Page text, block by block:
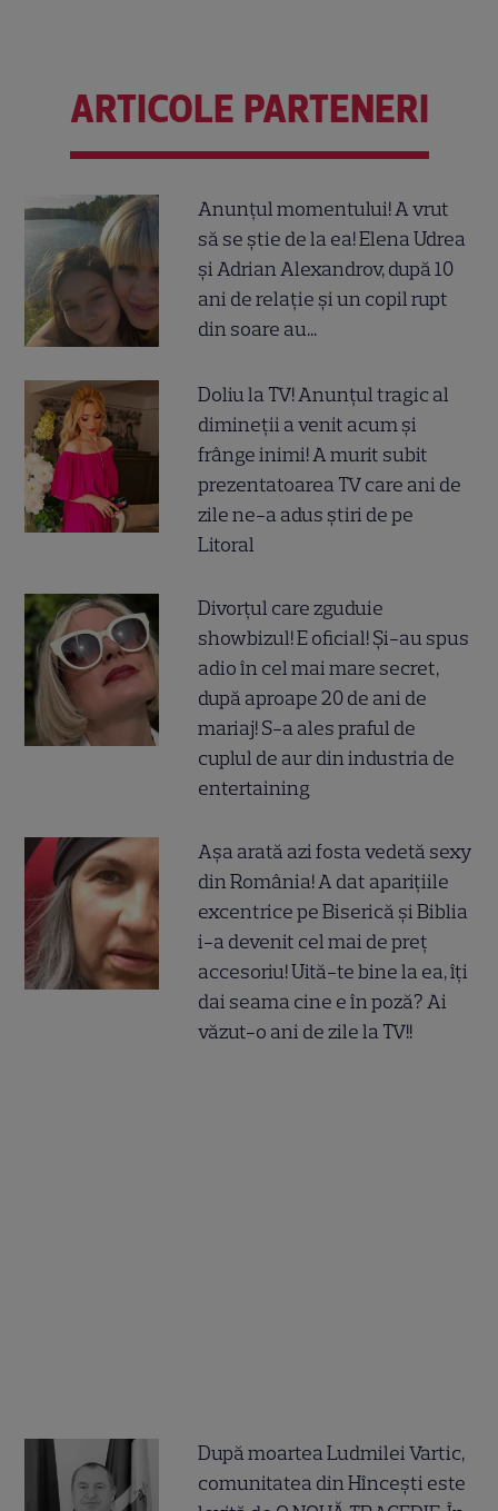
ARTICOLE PARTENERI
Anunțul momentului! A vrut
să se știe de la ea! Elena Udrea
și Adrian Alexandrov, după 10
ani de relație și un copil rupt
din soare au...
Doliu la TV! Anunțul tragic al
dimineții a venit acum și
frânge inimi! A murit subit
prezentatoarea TV care ani de
zile ne-a adus știri de pe
Litoral
Divorțul care zguduie
showbizul! E oficial! Și-au spus
adio în cel mai mare secret,
după aproape 20 de ani de
mariaj! S-a ales praful de
cuplul de aur din industria de
entertaining
Așa arată azi fosta vedetă sexy
din România! A dat aparițiile
excentrice pe Biserică și Biblia
i-a devenit cel mai de preț
accesoriu! Uită-te bine la ea, îți
dai seama cine e în poză? Ai
văzut-o ani de zile la TV!!
După moartea Ludmilei Vartic,
comunitatea din Hîncești este